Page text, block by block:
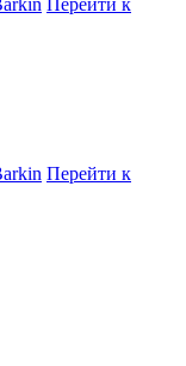
Перейти к
Перейти к